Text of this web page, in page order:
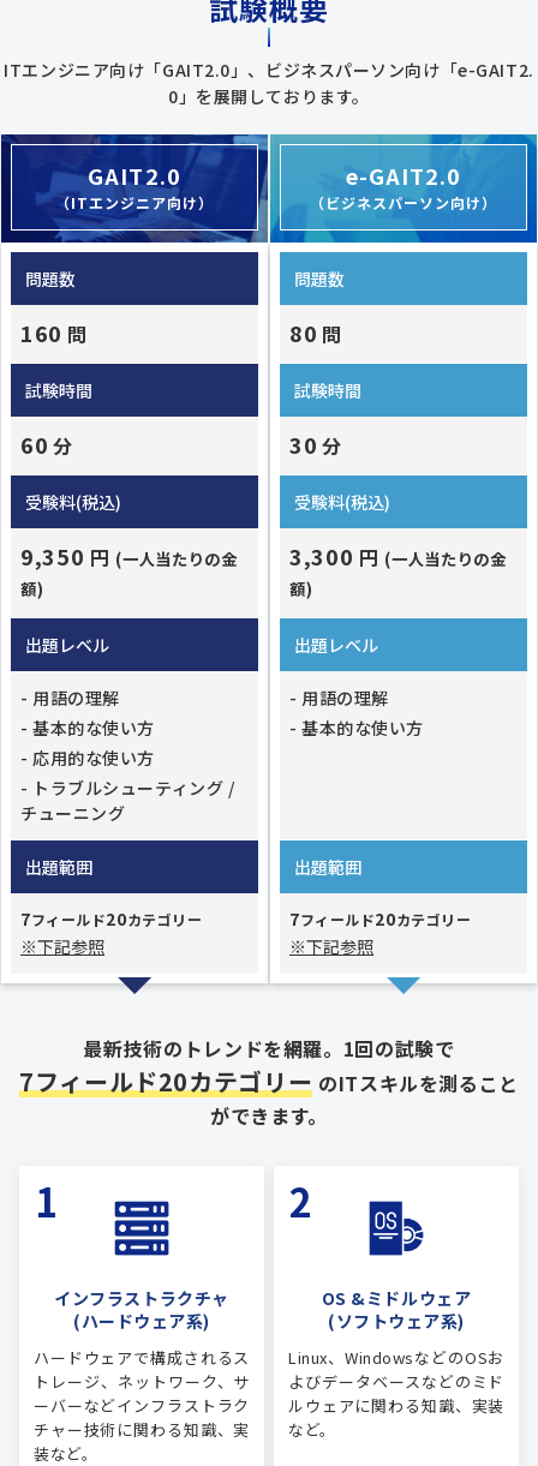
ITエンジニア向け「GAIT2.0」、ビジネスパーソン向け「e-GAIT2.
0」を展開しております。
GAIT2.0
（ITエンジニア向け）
問題数
160 問
試験時間
60 分
受験料(税込)
9,350 円 (一人当たりの金
額)
出題レベル
- 用語の理解
- 基本的な使い方
- 応用的な使い方
- トラブルシューティング /
チューニング
出題範囲
7フィールド20カテゴリー
※下記参照
e-GAIT2.0
（ビジネスパーソン向け）
問題数
80 問
試験時間
30 分
受験料(税込)
3,300 円 (一人当たりの金
額)
出題レベル
- 用語の理解
- 基本的な使い方
出題範囲
7フィールド20カテゴリー
※下記参照
最新技術のトレンドを網羅。1回の試験で
7フィールド20カテゴリー のITスキルを測ること
ができます。
インフラストラクチャ
(ハードウェア系)
ハードウェアで構成されるス
トレージ、ネットワーク、サ
ーバーなどインフラストラク
チャー技術に関わる知識、実
装など。
OS &ミドルウェア
(ソフトウェア系)
Linux、WindowsなどのOSお
よびデータベースなどのミド
ルウェアに関わる知識、実装
など。